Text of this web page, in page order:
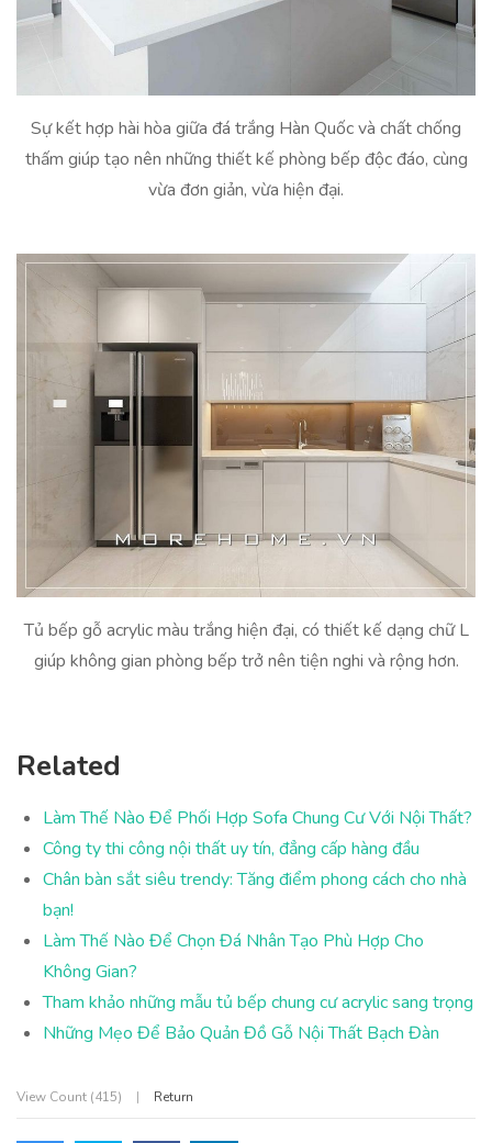
Sự kết hợp hài hòa giữa đá trắng Hàn Quốc và chất chống
thấm giúp tạo nên những thiết kế phòng bếp độc đáo, cùng
vừa đơn giản, vừa hiện đại.
Tủ bếp gỗ acrylic màu trắng hiện đại, có thiết kế dạng chữ L
giúp không gian phòng bếp trở nên tiện nghi và rộng hơn.
Related
Làm Thế Nào Để Phối Hợp Sofa Chung Cư Với Nội Thất?
Công ty thi công nội thất uy tín, đẳng cấp hàng đầu
Chân bàn sắt siêu trendy: Tăng điểm phong cách cho nhà
bạn!
Làm Thế Nào Để Chọn Đá Nhân Tạo Phù Hợp Cho
Không Gian?
Tham khảo những mẫu tủ bếp chung cư acrylic sang trọng
Những Mẹo Để Bảo Quản Đồ Gỗ Nội Thất Bạch Đàn
View Count (415) | Return